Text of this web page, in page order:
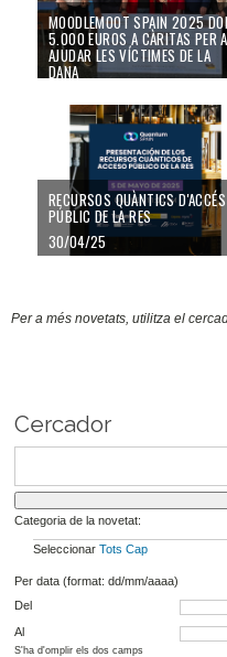
MOODLEMOOT SPAIN 2025
5.000 EUROS A CÀRITAS PER A
AJUDAR LES VÍCTIMES DE LA
DANA
RECURSOS QUÀNTICS
RECURSOS QUÀNTICS D'ACCÉS
PÚBLIC DE LA RES
30/04/25
Per a més novetats, utilitza el
Cercador
Categoria de la novetat:
Seleccionar Tots Cap
Per data (format: dd/mm/aaaa)
Del
Al
S'ha d'omplir els dos camps